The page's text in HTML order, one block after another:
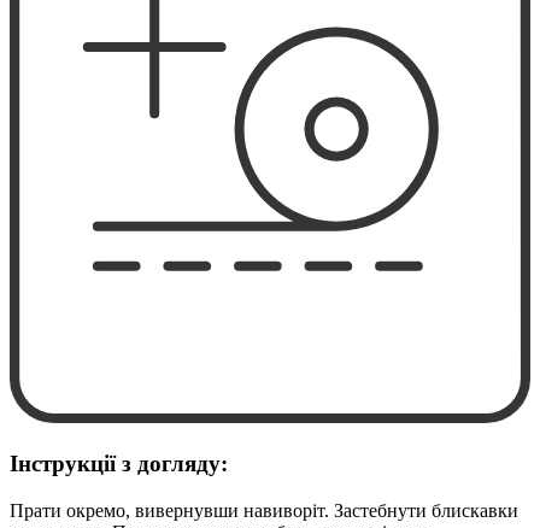
Інструкції з догляду:
Прати окремо, вивернувши навиворіт. Застебнути блискавки